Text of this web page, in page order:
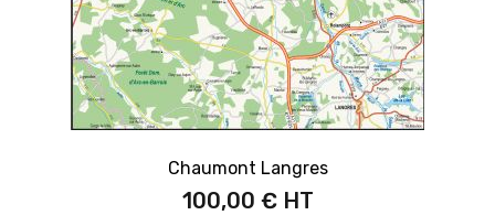
Chaumont Langres
100,00 €